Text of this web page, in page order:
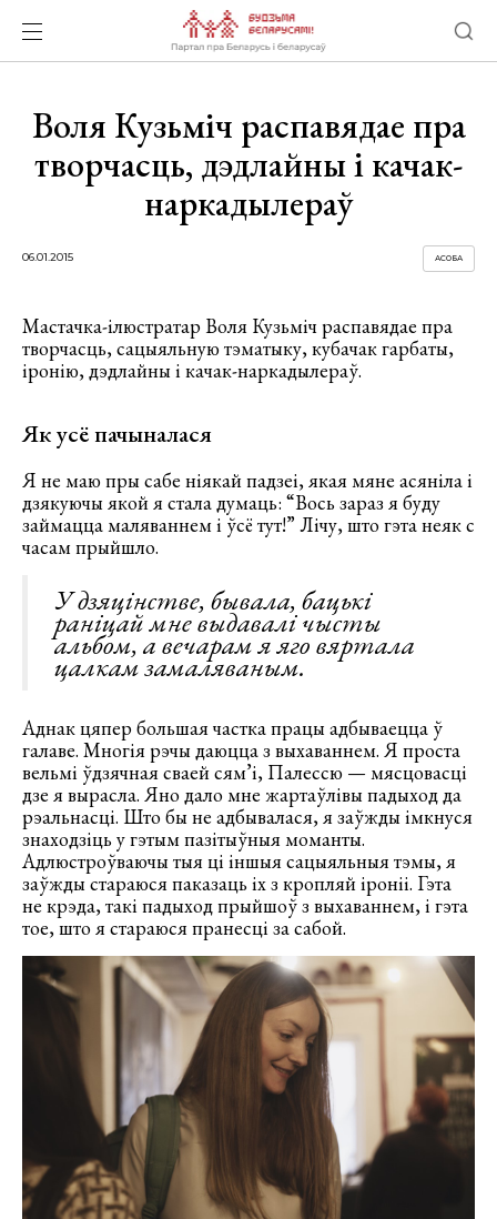
Воля Кузьміч распавядае пра
творчасць, дэдлайны і качак-
наркадылераў
06.01.2015 АСОБА
Мастачка-ілюстратар Воля Кузьміч распавядае пра
творчасць, сацыяльную тэматыку, кубачак гарбаты,
іронію, дэдлайны і качак-наркадылераў.
Як усё пачыналася
Я не маю пры сабе ніякай падзеі, якая мяне асяніла і
дзякуючы якой я стала думаць: “Вось зараз я буду
займацца маляваннем і ўсё тут!” Лічу, што гэта неяк с
часам прыйшло.
У дзяцінстве, бывала, бацькі
раніцай мне выдавалі чысты
альбом, а вечарам я яго вяртала
цалкам замаляваным.
Аднак цяпер большая частка працы адбываецца ў
галаве. Многія рэчы даюцца з выхаваннем. Я проста
вельмі ўдзячная сваей сям’і, Палессю — мясцовасці
дзе я вырасла. Яно дало мне жартаўлівы падыход да
рэальнасці. Што бы не адбывалася, я заўжды імкнуся
знаходзіць у гэтым пазітыўныя моманты.
Адлюстроўваючы тыя ці іншыя сацыяльныя тэмы, я
заўжды стараюся паказаць іх з кропляй іроніі. Гэта
не крэда, такі падыход прыйшоў з выхаваннем, і гэта
тое, што я стараюся пранесці за сабой.